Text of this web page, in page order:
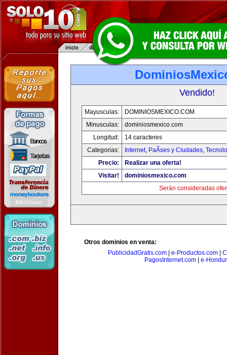
Vendido!
Mayusculas:
DOMINIOSMEXICO.COM
Minusculas:
dominiosmexico.com
Longitud:
14 caracteres
Categorias:
Internet, PaÃ­ses y Ciudades,
Precio:
Realizar una oferta!
Visitar!
dominiosmexico.com
Serán consideradas
Otros dominios en venta:
PublicidadGratis.com
e-Productos.com
PagosInternet.com
e-